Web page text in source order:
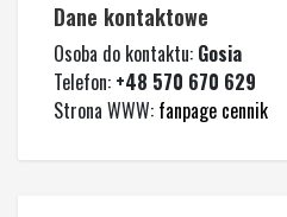
Dane kontaktowe
Osoba do kontaktu: Gosia
Telefon: +48 570 670 629
Strona WWW: fanpage cennik